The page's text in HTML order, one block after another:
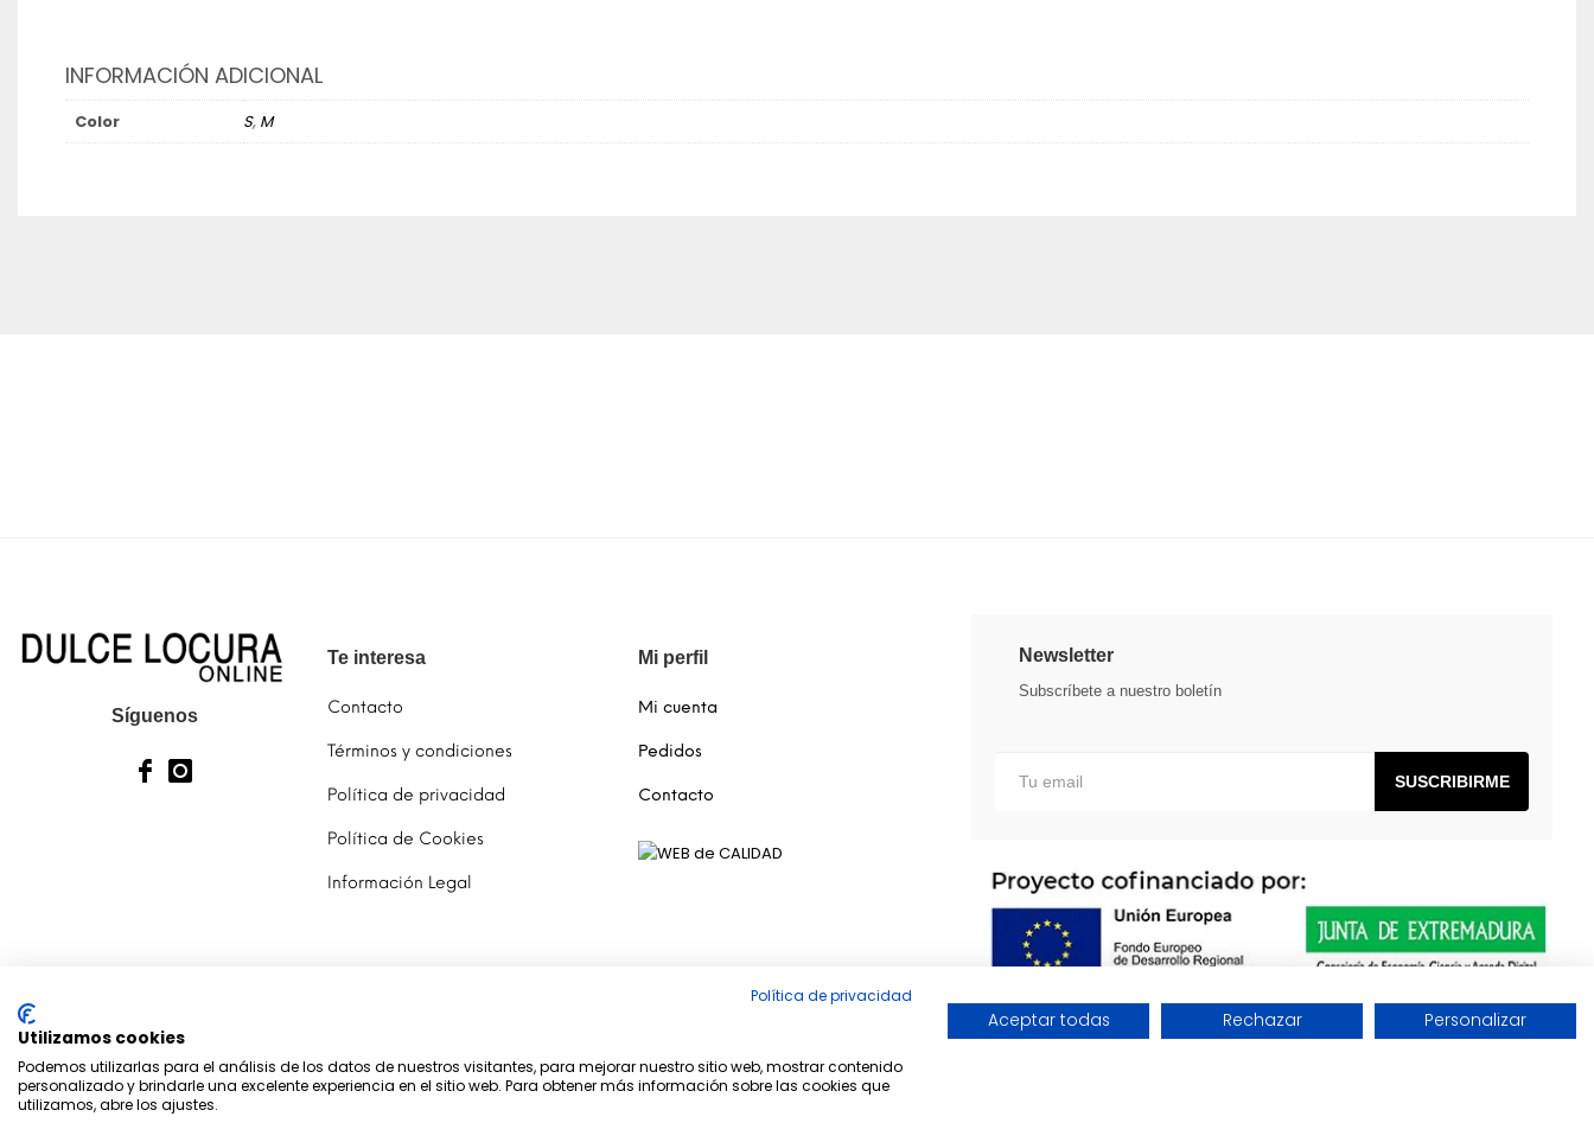
INFORMACIÓN ADICIONAL
Color S, M
Síguenos
Te interesa
Contacto
Términos y condiciones
Política de privacidad
Política de Cookies
Información Legal
Mi perfil
Mi cuenta
Pedidos
Contacto
Newsletter
Subscríbete a nuestro boletín
SUSCRIBIRME
Política de privacidad
Utilizamos cookies
Podemos utilizarlas para el análisis de los datos de nuestros visitantes, para mejorar nuestro sitio web, mostrar contenido
personalizado y brindarle una excelente experiencia en el sitio web. Para obtener más información sobre las cookies que
utilizamos, abre los ajustes.
Aceptar todas Rechazar Personalizar